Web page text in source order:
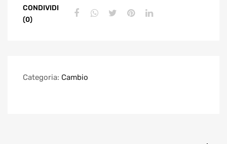
CONDIVIDI
(0)
Categoria: Cambio